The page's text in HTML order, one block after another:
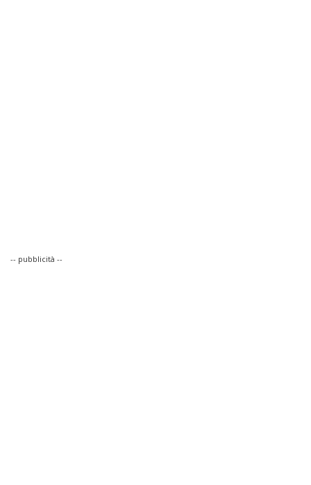
-- pubblicità --